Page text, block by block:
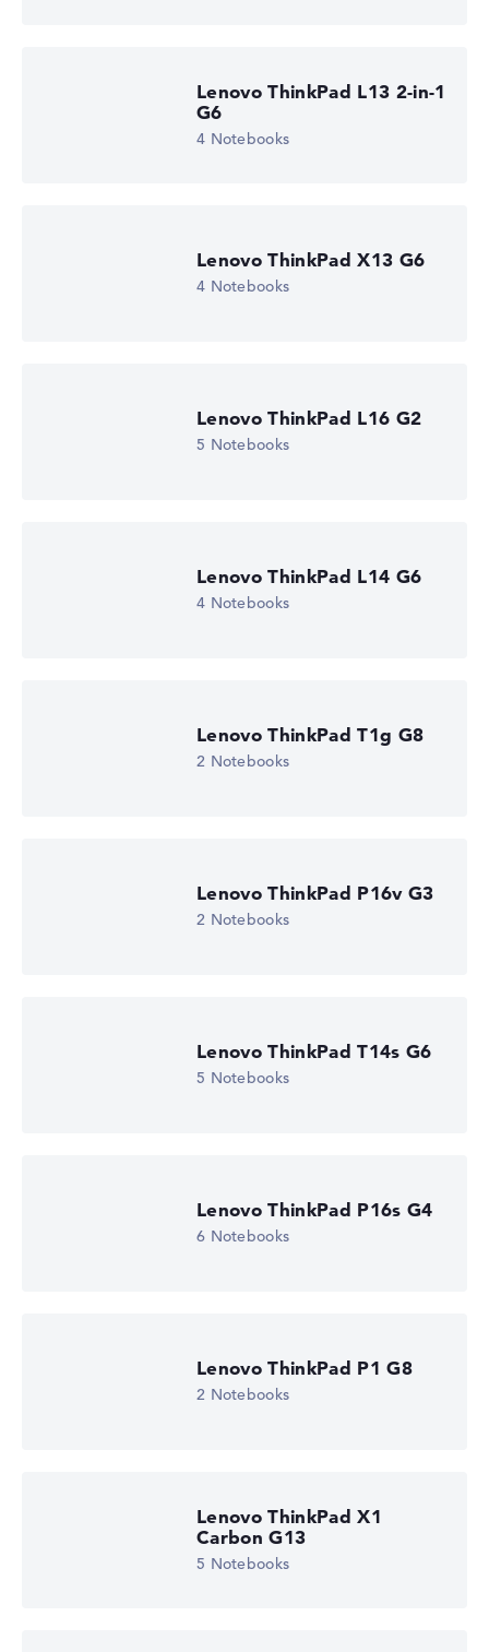
Lenovo ThinkPad L13 2-in-1
G6
4 Notebooks
Lenovo ThinkPad X13 G6
4 Notebooks
Lenovo ThinkPad L16 G2
5 Notebooks
Lenovo ThinkPad L14 G6
4 Notebooks
Lenovo ThinkPad T1g G8
2 Notebooks
Lenovo ThinkPad P16v G3
2 Notebooks
Lenovo ThinkPad T14s G6
5 Notebooks
Lenovo ThinkPad P16s G4
6 Notebooks
Lenovo ThinkPad P1 G8
2 Notebooks
Lenovo ThinkPad X1
Carbon G13
5 Notebooks